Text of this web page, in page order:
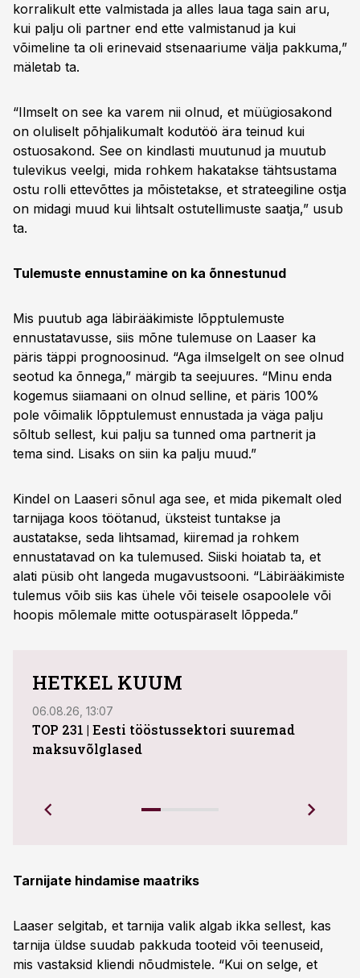
korralikult ette valmistada ja alles laua taga sain aru,
kui palju oli partner end ette valmistanud ja kui
võimeline ta oli erinevaid stsenaariume välja pakkuma,”
mäletab ta.
“Ilmselt on see ka varem nii olnud, et müügiosakond
on oluliselt põhjalikumalt kodutöö ära teinud kui
ostuosakond. See on kindlasti muutunud ja muutub
tulevikus veelgi, mida rohkem hakatakse tähtsustama
ostu rolli ettevõttes ja mõistetakse, et strateegiline ostja
on midagi muud kui lihtsalt ostutellimuste saatja,” usub
ta.
Tulemuste ennustamine on ka õnnestunud
Mis puutub aga läbirääkimiste lõpptulemuste
ennustatavusse, siis mõne tulemuse on Laaser ka
päris täppi prognoosinud. “Aga ilmselgelt on see olnud
seotud ka õnnega,” märgib ta seejuures. “Minu enda
kogemus siiamaani on olnud selline, et päris 100%
pole võimalik lõpptulemust ennustada ja väga palju
sõltub sellest, kui palju sa tunned oma partnerit ja
tema sind. Lisaks on siin ka palju muud.”
Kindel on Laaseri sõnul aga see, et mida pikemalt oled
tarnijaga koos töötanud, üksteist tuntakse ja
austatakse, seda lihtsamad, kiiremad ja rohkem
ennustatavad on ka tulemused. Siiski hoiatab ta, et
alati püsib oht langeda mugavustsooni. “Läbirääkimiste
tulemus võib siis kas ühele või teisele osapoolele või
hoopis mõlemale mitte ootuspäraselt lõppeda.”
HETKEL KUUM
06.08.26, 13:07
TOP 231 | Eesti tööstussektori suuremad
maksuvõlglased
Tarnijate hindamise maatriks
Laaser selgitab, et tarnija valik algab ikka sellest, kas
tarnija üldse suudab pakkuda tooteid või teenuseid,
mis vastaksid kliendi nõudmistele. “Kui on selge, et